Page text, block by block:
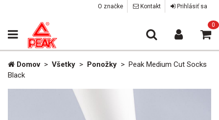
O značke Kontakt Prihlásiť sa
0
Domov > Všetky > Ponožky > Peak Medium Cut Socks
Black